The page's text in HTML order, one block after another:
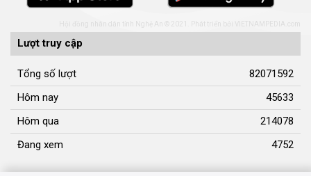
Hội đồng nhân dân tỉnh Nghệ An © 2021. Phát triển bởi
Lượt truy cập
Tổng số lượt
82071592
Hôm nay
45633
Hôm qua
214078
Đang xem
4752